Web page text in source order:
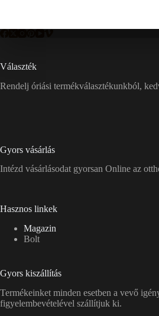
Választék
Rendelj óriási termékválasztékunkból,
Gyors vásárlás
Intézd vásárlásodat gyorsan Online az
Hasznos linkek
Magazin
Bolt
Gyors kiszállítás
Termékeinket minden esetben a vevő
figyelembevételével szállítjuk ki.